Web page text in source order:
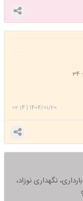
1404/01/20
|
02:14
نگهداری نوزاد،